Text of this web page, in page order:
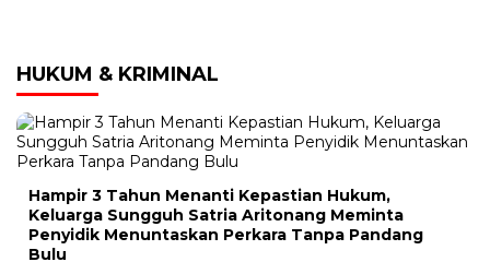
HUKUM & KRIMINAL
Hampir 3 Tahun Menanti Kepastian Hukum,
Keluarga Sungguh Satria Aritonang Meminta
Penyidik Menuntaskan Perkara Tanpa Pandang
Bulu